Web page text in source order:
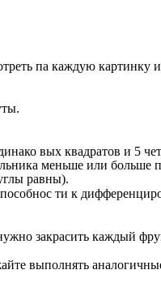
па каждую картинку и
вых квадратов и 5
меньше или больше
равны).
ти к
закрасить каждый
выполнять